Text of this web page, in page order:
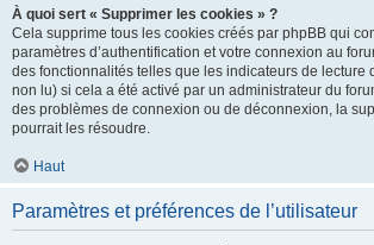
À quoi sert « Supprimer les cookies » ?
Cela supprime tous les cookies créés par phpBB qui
paramètres d’authentification et votre connexion au
des fonctionnalités telles que les indicateurs de lecture
non lu) si cela a été activé par un administrateur du
des problèmes de connexion ou de déconnexion, la
pourrait les résoudre.
Haut
Paramètres et préférences de l’utilisateur